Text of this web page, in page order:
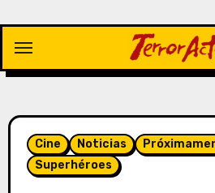
contenido
Cine Noticias
Superhéroes